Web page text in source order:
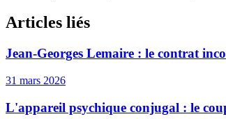
Articles liés
Jean-Georges Lemaire : le contrat
31 mars 2026
L'appareil psychique conjugal : le